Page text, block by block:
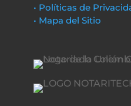
• Políticas de
• Mapa del Sitio